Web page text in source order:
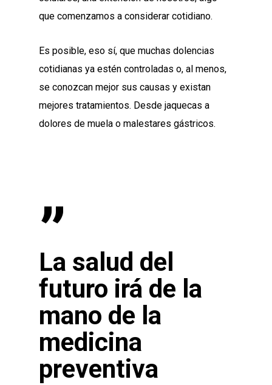
que comenzamos a considerar cotidiano.
Es posible, eso sí, que muchas dolencias
cotidianas ya estén controladas o, al menos,
se conozcan mejor sus causas y existan
mejores tratamientos. Desde jaquecas a
dolores de muela o malestares gástricos.
”
La salud del
futuro irá de la
mano de la
medicina
preventiva